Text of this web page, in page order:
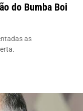
do Bumba Boi
as